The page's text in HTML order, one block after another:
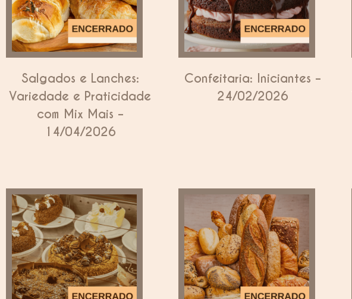
Salgados e Lanches:
Variedade e Praticidade
com Mix Mais –
14/04/2026
Confeitaria: Iniciantes –
24/02/2026